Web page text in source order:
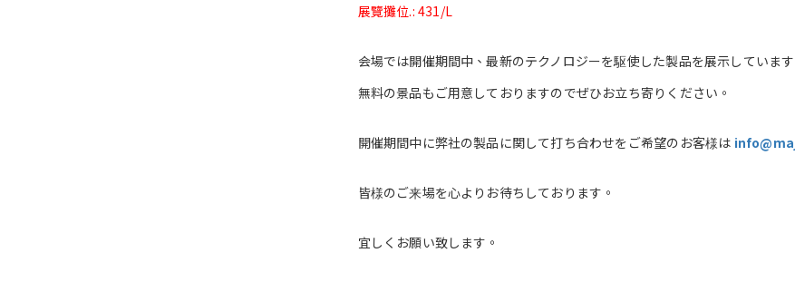
展覽攤位.: 431/L
会場では開催期間中、最新のテクノロジーを駆使した製品を展示しています
無料の景品もご用意しておりますのでぜひお立ち寄りください。
開催期間中に弊社の製品に関して打ち合わせをご希望のお客様は
皆様のご来場を心よりお待ちしております。
宜しくお願い致します。